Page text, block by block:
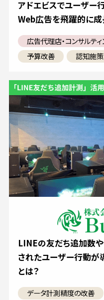
アドエビスでユーザー
Web広告を飛躍的に成
広告代理店・コンサルティ
予算改善
認知施策
LINEの友だち追加数
されたユーザー行動
とは？
データ計測精度の改善